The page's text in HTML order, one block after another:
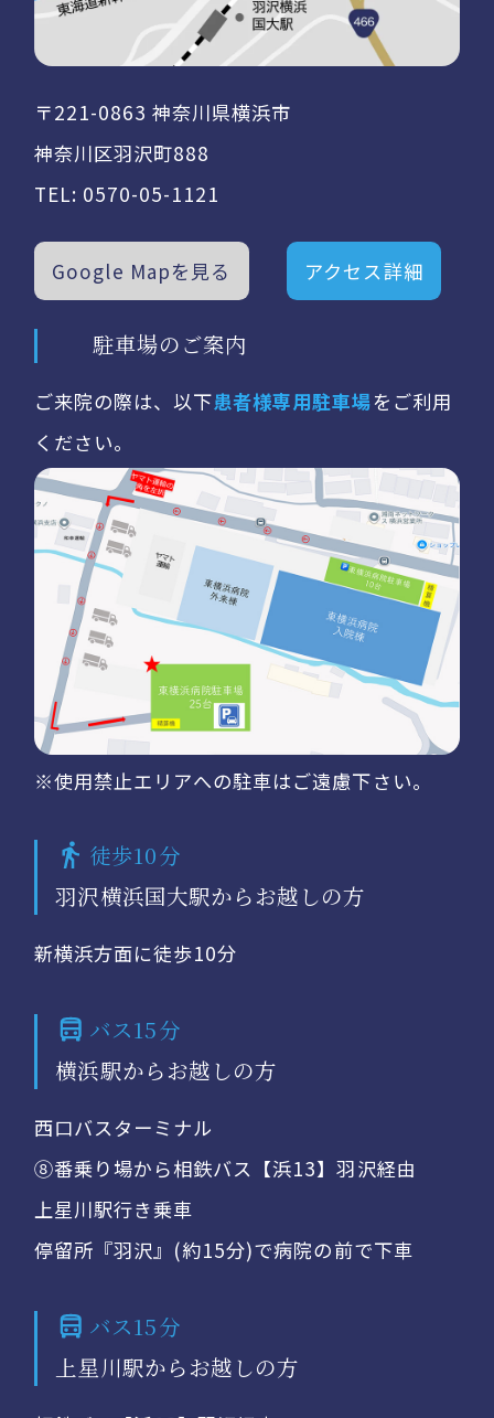
〒221-0863 神奈川県横浜市
神奈川区羽沢町888
TEL: 0570-05-1121
Google Mapを見る アクセス詳細
駐車場のご案内
ご来院の際は、以下患者様専用駐車場をご利用
ください。
※使用禁止エリアへの駐車はご遠慮下さい。
徒歩10分
羽沢横浜国大駅からお越しの方
新横浜方面に徒歩10分
バス15分
横浜駅からお越しの方
西口バスターミナル
⑧番乗り場から相鉄バス【浜13】羽沢経由
上星川駅行き乗車
停留所『羽沢』(約15分)で病院の前で下車
バス15分
上星川駅からお越しの方